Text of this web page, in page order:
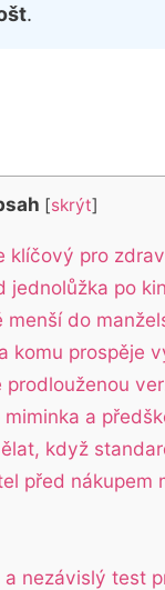
.
[skrýt]
klíčový pro
jednolůžka po
do
komu prospěje
a
když
před nákupem
nezávislý test